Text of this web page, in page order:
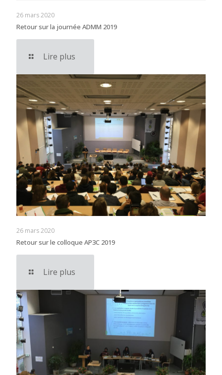
26 mars 2020
Retour sur la journée ADMM 2019
Lire plus
26 mars 2020
Retour sur le colloque AP3C 2019
Lire plus